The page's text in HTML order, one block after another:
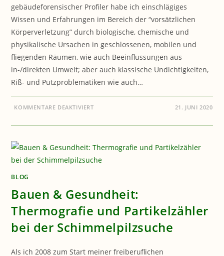
gebäudeforensischer Profiler habe ich einschlägiges
Wissen und Erfahrungen im Bereich der “vorsätzlichen
Körperverletzung” durch biologische, chemische und
physikalische Ursachen in geschlossenen, mobilen und
fliegenden Räumen, wie auch Beeinflussungen aus
in-/direkten Umwelt; aber auch klassische Undichtigkeiten,
Riß- und Putzproblematiken wie auch…
KOMMENTARE DEAKTIVIERTFÜR
GESUNDHEIT:
PROFILER
21. JUNI 2020
BLOG
Bauen & Gesundheit:
Thermografie und Partikelzähler
bei der Schimmelpilzsuche
Als ich 2008 zum Start meiner freiberuflichen